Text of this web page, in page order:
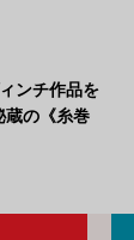
ンチ作品を
蔵の《糸巻